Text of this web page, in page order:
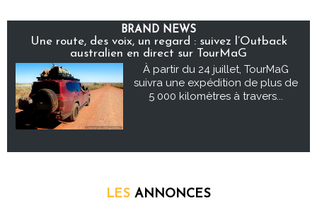
BRAND NEWS
Une route, des voix, un regard : suivez l’Outback
australien en direct sur TourMaG
À partir du 24 juillet, TourMaG
suivra une expédition de plus de
5 000 kilomètres à travers...
LES ANNONCES